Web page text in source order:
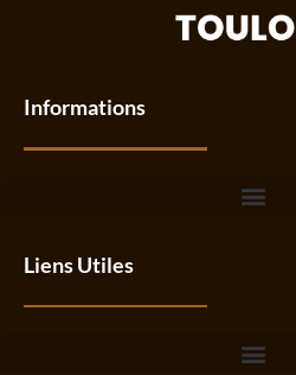
Informations
Liens Utiles